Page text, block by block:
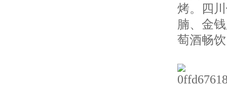
烤。四
腩、金
萄酒畅